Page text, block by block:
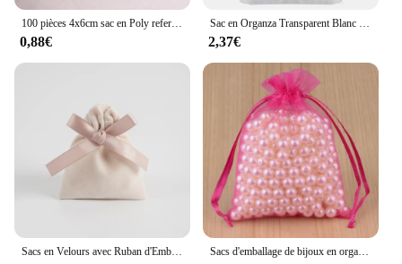
0,88€ 2,37€
Sacs d'emballage de bijoux en organza, stockage de cadeaux, sachets de proximité de mariage, vente en gros, 24 couleurs, 5*7, 7*9, 9*12, 10*15cm, 100 pièces